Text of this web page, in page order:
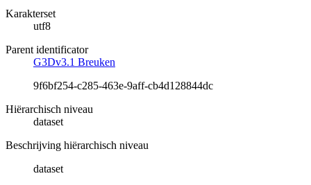
Karakterset
utf8
Parent identificator
G3Dv3.1 Breuken
9f6bf254-c285-463e-9aff-cb4d128844dc
Hiërarchisch niveau
dataset
Beschrijving hiërarchisch niveau
dataset